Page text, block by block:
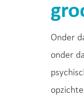
Onder
onder